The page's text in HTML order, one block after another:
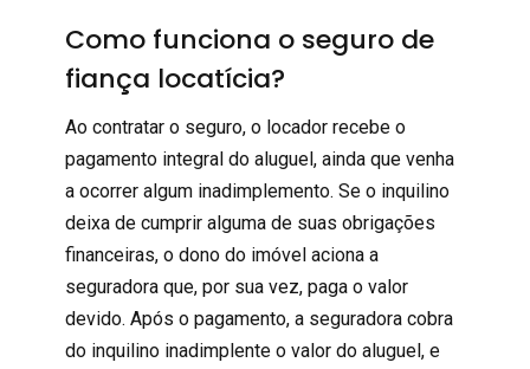
Como funciona o seguro de
fiança locatícia?
Ao contratar o seguro, o locador recebe o
pagamento integral do aluguel, ainda que venha
a ocorrer algum inadimplemento. Se o inquilino
deixa de cumprir alguma de suas obrigações
financeiras, o dono do imóvel aciona a
seguradora que, por sua vez, paga o valor
devido. Após o pagamento, a seguradora cobra
do inquilino inadimplente o valor do aluguel, e